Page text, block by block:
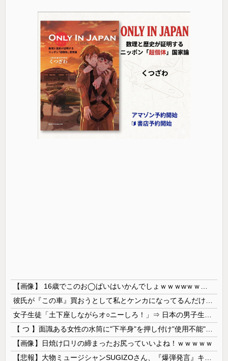
【画像】日焼け口リの締まったお尻っていいよね！ｗｗｗｗｗ